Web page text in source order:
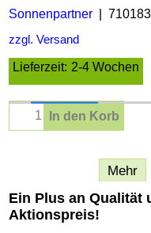
Sonnenpartner
zzgl. Versand
Lieferzeit: 2-4 Wochen
In den Korb
Mehr
Ein Plus an Qualität
Aktionspreis!